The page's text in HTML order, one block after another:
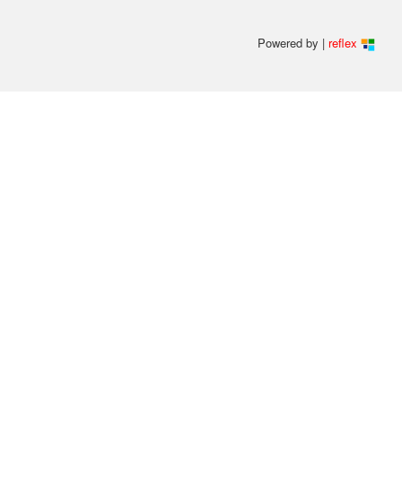
Powered by | reflex